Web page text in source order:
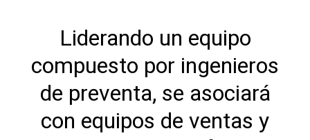
Liderando un equipo
compuesto por ingenieros
de preventa, se asociará
con equipos de ventas y